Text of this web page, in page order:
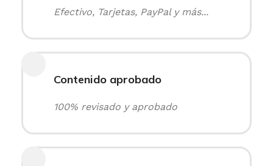
Efectivo, Tarjetas, PayPal y más...
Contenido aprobado
100% revisado y aprobado